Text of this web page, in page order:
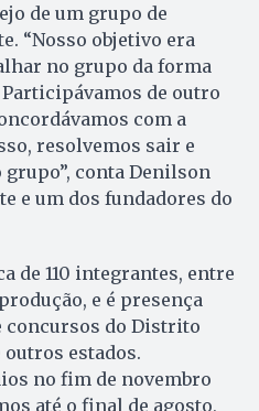
de um grupo de
“Nosso objetivo era
no grupo da forma
de outro
com a
resolvemos sair e
conta Denilson
e um dos fundadores do
de 110 integrantes, entre
e é presença
concursos do Distrito
outros estados.
no fim de novembro
até o final de agosto,